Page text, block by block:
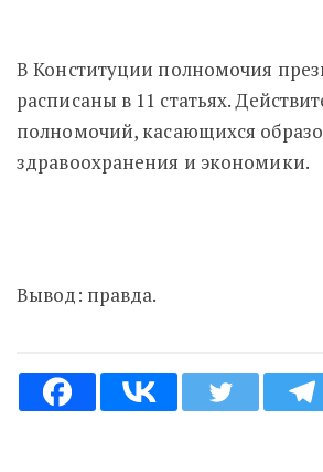
В Конституции полномочия
расписаны в 11 статьях.
полномочий, касающихся
здравоохранения и экономики.
Вывод: правда.